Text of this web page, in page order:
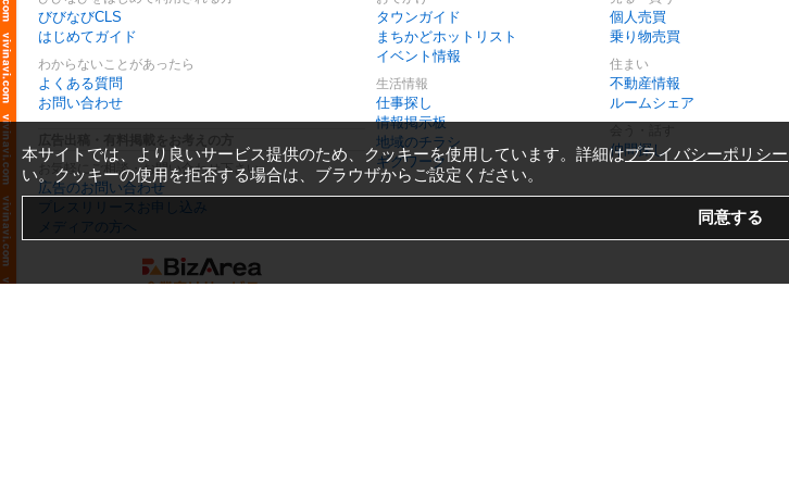
びびなびCLS
はじめてガイド
わからないことがあったら
よくある質問
お問い合わせ
お気軽にご相談・お問い合わせ下さい
広告のお問い合わせ
プレスリリースお申し込み
メディアの方へ
タウンガイド
まちかどホットリスト
イベント情報
生活情報
仕事探し
情報掲示板
地域のチラシ
ギグワーク
個人売買
乗り物売買
住まい
不動産情報
ルームシェア
仲間探し
本サイトでは、より良いサービス提供のため、クッキーを使用しています。詳細はプライバシーポリシー
い。クッキーの使用を拒否する場合は、ブラウザからご設定ください。